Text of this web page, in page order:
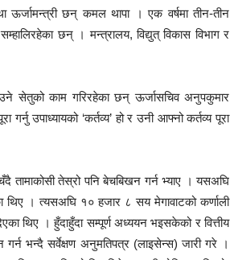
ऊर्जामन्त्री छन् कमल थापा । एक वर्षमा तीन-तीन
छन् । मन्त्रालय, विद्युत् विकास विभाग र
सेतुको काम गरिरहेका छन् ऊर्जासचिव अनुपकुमार
उपाध्यायको ‘कर्तव्य’ हो र उनी आफ्नो कर्तव्य पूरा
तामाकोसी तेस्रो पनि बेचबिखन गर्न भ्याए । यसअघि
थिए । त्यसअघि १० हजार ८ सय मेगावाटको कर्णाली
थिए । हुँदाहुँदा सम्पूर्ण अध्ययन भइसकेको र वित्तीय
गर्न भन्दै सर्वेक्षण अनुमतिपत्र (लाइसेन्स) जारी गरे ।